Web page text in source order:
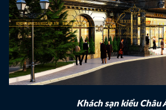
Khách sạn kiểu Châu